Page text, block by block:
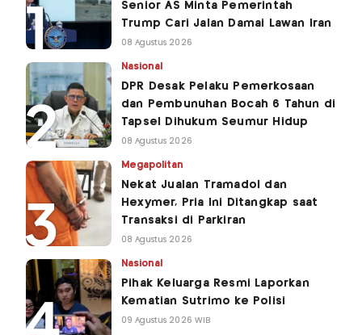
Senior AS Minta Pemerintah
Trump Cari Jalan Damai Lawan Iran
08 Agustus 2026
Nasional
DPR Desak Pelaku Pemerkosaan
dan Pembunuhan Bocah 6 Tahun di
Tapsel Dihukum Seumur Hidup
08 Agustus 2026
Megapolitan
Nekat Jualan Tramadol dan
Hexymer, Pria Ini Ditangkap saat
Transaksi di Parkiran
08 Agustus 2026
Nasional
Pihak Keluarga Resmi Laporkan
Kematian Sutrimo ke Polisi
09 Agustus 2026 WIB